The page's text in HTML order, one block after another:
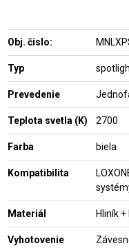
Obj. čislo:
Typ
Prevedenie
Teplota svetla (K) 2700
Farba biela
Kompatibilita
Materiál Hliník
Vyhotovenie